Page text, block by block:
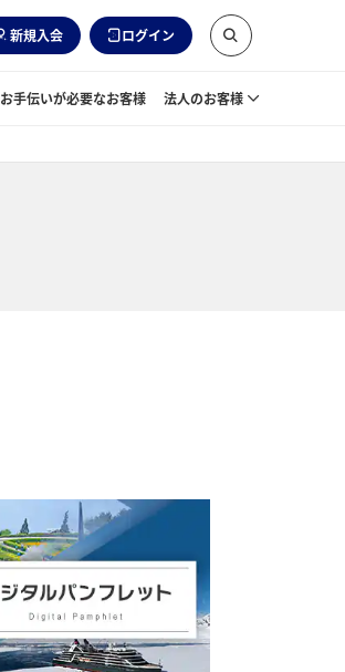
新規入会 ログイン
お手伝いが必要なお客様 法人のお客様